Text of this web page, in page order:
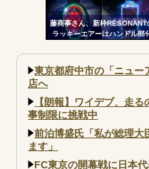
藤商事さん、新枠RESONANT
ラッキーエアーはハンドル部
い模様。ヅラに配慮したか？
東京都府中市の「ニュー
店へ
【朗報】ワイデブ、走
事制限に挑戦中
前泊博盛氏「私が総理大
ます」
FC東京の開幕戦に日本